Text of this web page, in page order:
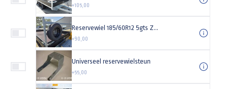
+105,00
Reservewiel 185/60R12 5gts Zwarte velg
+90,00
Universeel reservewielsteun
+55,00